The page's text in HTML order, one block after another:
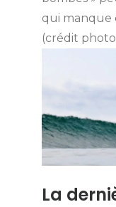
qui manque
(crédit
La